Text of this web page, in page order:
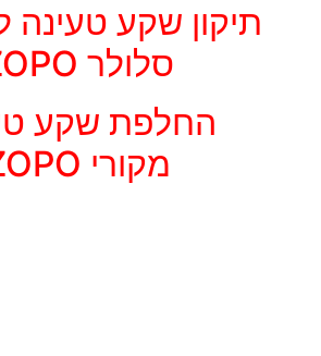
תיקון שקע טעינה
סלולר ZOPO
החלפת שקע
מקורי ZOPO